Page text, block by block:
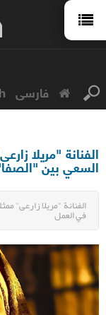
فارسی
الفنانة "مریلا
السعي بين
الفنانة "مریلا زارعی"
في العمل